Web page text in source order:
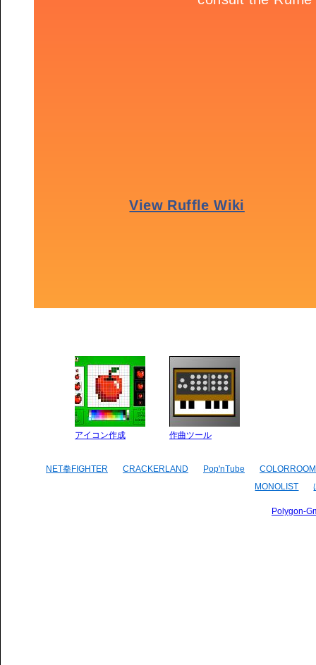
アイコン作成 作曲ツール
NET拳FIGHTER CRACKERLAND Pop'nTube
COLORROOM
MONOLIST
Polygon-